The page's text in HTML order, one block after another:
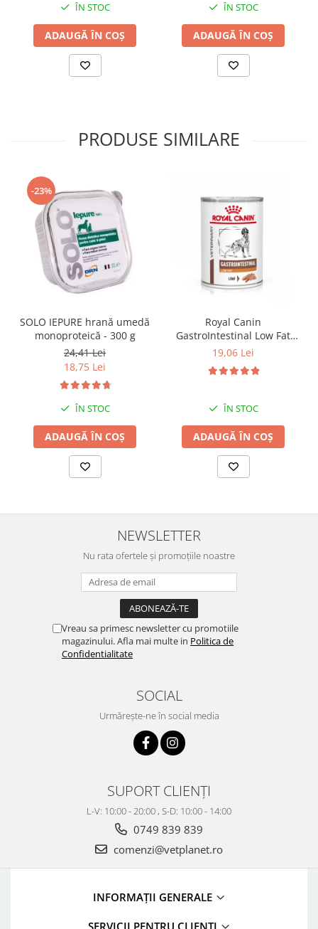
500 ml
ÎN STOC
ADAUGĂ ÎN COȘ
ÎN STOC
ADAUGĂ ÎN COȘ
PRODUSE SIMILARE
-23%
SOLO IEPURE hrană umedă
monoproteică - 300 g
24,41 Lei
18,75 Lei
ÎN STOC
ADAUGĂ ÎN COȘ
Royal Canin
GastroIntestinal Low Fat
Dog– 420 g
19,06 Lei
ÎN STOC
ADAUGĂ ÎN COȘ
NEWSLETTER
Nu rata ofertele și promoțiile noastre
Vreau sa primesc newsletter cu promotiile
magazinului. Afla mai multe in Politica de
Confidentialitate
SOCIAL
Urmărește-ne în social media
SUPORT CLIENȚI
L-V: 10:00 - 20:00 , S-D: 10:00 - 14:00
0749 839 839
comenzi@vetplanet.ro
INFORMAȚII GENERALE